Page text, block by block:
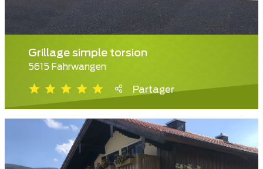
Grillage simple torsion
5615 Fahrwangen
Partager